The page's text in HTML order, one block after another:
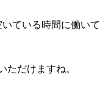
ている時間に働いて
ただけますね。